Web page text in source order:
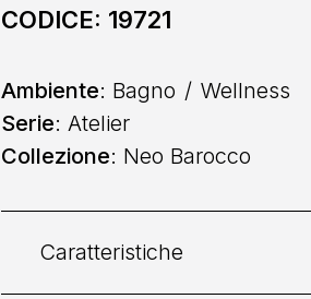
CODICE: 19721
Ambiente: Bagno
Wellness
Serie: Atelier
Collezione: Neo Barocco
Caratteristiche